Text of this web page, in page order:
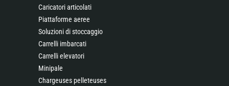
Caricatori articolati
Piattaforme aeree
Soluzioni di stoccaggio
Carrelli imbarcati
Carrelli elevatori
Minipale
Chargeuses pelleteuses